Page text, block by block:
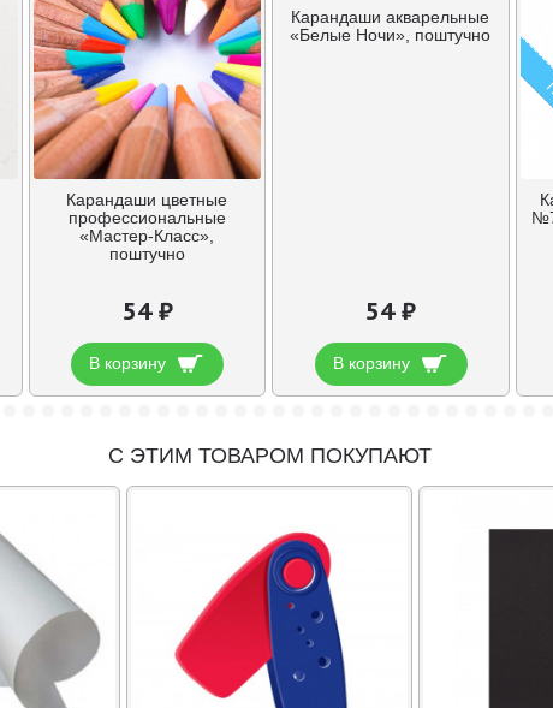
Карандаши цветные
профессиональные
«Мастер-Класс»,
поштучно
54 ₽
В корзину
Карандаши акварельные
«Белые Ночи», поштучно
54 ₽
В корзину
С ЭТИМ ТОВАРОМ ПОКУПАЮТ